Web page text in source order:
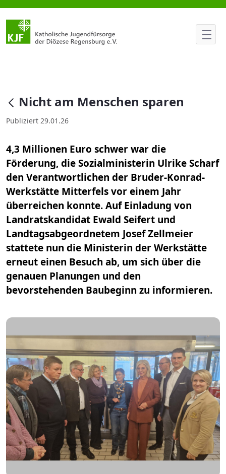
Nicht am Menschen sparen
null
Nicht am Menschen sparen
Publiziert 29.01.26
4,3 Millionen Euro schwer war die
Förderung, die Sozialministerin Ulrike Scharf
den Verantwortlichen der Bruder-Konrad-
Werkstätte Mitterfels vor einem Jahr
überreichen konnte. Auf Einladung von
Landratskandidat Ewald Seifert und
Landtagsabgeordnetem Josef Zellmeier
stattete nun die Ministerin der Werkstätte
erneut einen Besuch ab, um sich über die
genauen Planungen und den
bevorstehenden Baubeginn zu informieren.